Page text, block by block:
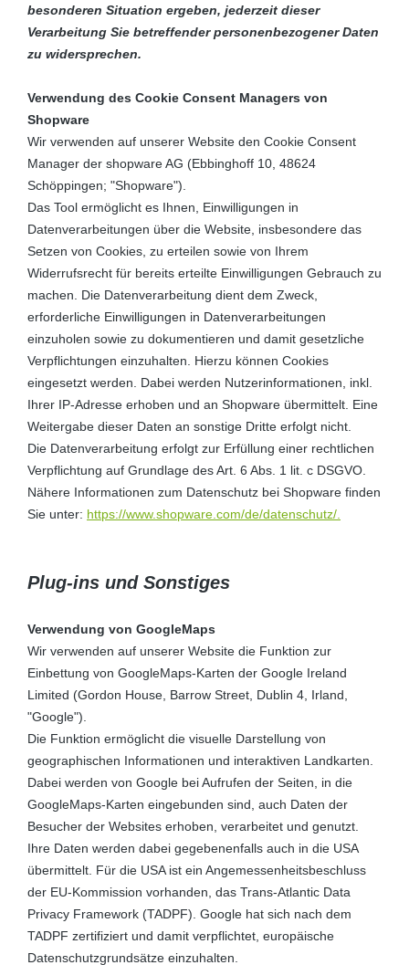
besonderen Situation ergeben, jederzeit dieser
Verarbeitung Sie betreffender personenbezogener Daten
zu widersprechen.
Verwendung des Cookie Consent Managers von
Shopware
Wir verwenden auf unserer Website den Cookie Consent
Manager der shopware AG (Ebbinghoff 10, 48624
Schöppingen; "Shopware").
Das Tool ermöglicht es Ihnen, Einwilligungen in
Datenverarbeitungen über die Website, insbesondere das
Setzen von Cookies, zu erteilen sowie von Ihrem
Widerrufsrecht für bereits erteilte Einwilligungen Gebrauch zu
machen. Die Datenverarbeitung dient dem Zweck,
erforderliche Einwilligungen in Datenverarbeitungen
einzuholen sowie zu dokumentieren und damit gesetzliche
Verpflichtungen einzuhalten. Hierzu können Cookies
eingesetzt werden. Dabei werden Nutzerinformationen, inkl.
Ihrer IP-Adresse erhoben und an Shopware übermittelt. Eine
Weitergabe dieser Daten an sonstige Dritte erfolgt nicht.
Die Datenverarbeitung erfolgt zur Erfüllung einer rechtlichen
Verpflichtung auf Grundlage des Art. 6 Abs. 1 lit. c DSGVO.
Nähere Informationen zum Datenschutz bei Shopware finden
Sie unter: https://www.shopware.com/de/datenschutz/.
Plug-ins und Sonstiges
Verwendung von GoogleMaps
Wir verwenden auf unserer Website die Funktion zur
Einbettung von GoogleMaps-Karten der Google Ireland
Limited (Gordon House, Barrow Street, Dublin 4, Irland,
"Google").
Die Funktion ermöglicht die visuelle Darstellung von
geographischen Informationen und interaktiven Landkarten.
Dabei werden von Google bei Aufrufen der Seiten, in die
GoogleMaps-Karten eingebunden sind, auch Daten der
Besucher der Websites erhoben, verarbeitet und genutzt.
Ihre Daten werden dabei gegebenenfalls auch in die USA
übermittelt. Für die USA ist ein Angemessenheitsbeschluss
der EU-Kommission vorhanden, das Trans-Atlantic Data
Privacy Framework (TADPF). Google hat sich nach dem
TADPF zertifiziert und damit verpflichtet, europäische
Datenschutzgrundsätze einzuhalten.